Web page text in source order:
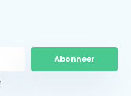
Abonneer